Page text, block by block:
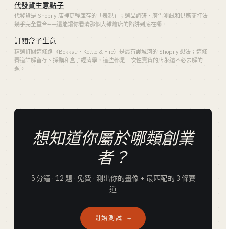
代發貨生意點子
代發貨是 Shopify 店裡更輕庫存的「表親」；選品調研、廣告測試和供應商打法
幾乎完全重合——還能讓你看清那個大雜燴店的陷阱到底在哪。
訂閱盒子生意
精選訂閱這條路（Bokksu、Kettle & Fire）是最有護城河的 Shopify 想法；這條
賽道詳解留存、採購和盒子經濟學，這些都是一次性賣貨的店永遠不必去解的
題。
想知道你屬於哪類創業
者？
5 分鐘 · 12 題 · 免費 · 測出你的畫像 + 最匹配的 3 條賽
道
開始測試 →